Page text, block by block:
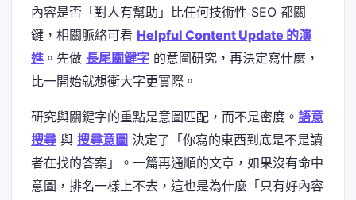
內容是否「對人有幫助」比任何技術性 SEO 都關
鍵，相關脈絡可看 Helpful Content Update 的演
進 。先做 長尾關鍵字 的意圖研究，再決定寫什麼，
比一開始就想衝大字更實際。
研究與關鍵字的重點是意圖匹配，而不是密度。 語意
搜尋 與 搜尋意圖 決定了「你寫的東西到底是不是讀
者在找的答案」。一篇再通順的文章，如果沒有命中
意圖，排名一樣上不去，這也是為什麼「只有好內容